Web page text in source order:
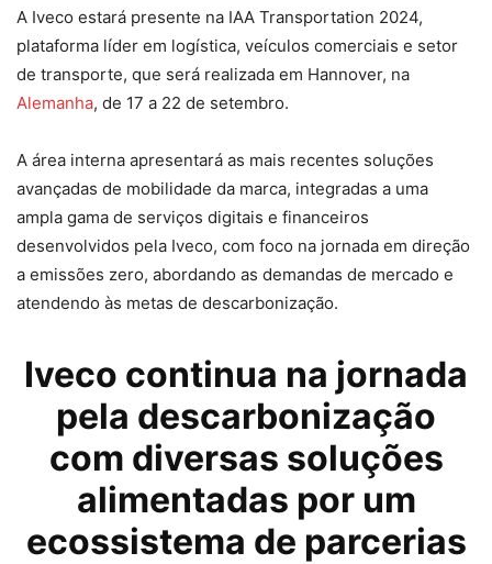
A Iveco estará presente na IAA Transportation 2024,
plataforma líder em logística, veículos comerciais e setor
de transporte, que será realizada em Hannover, na
Alemanha, de 17 a 22 de setembro.
A área interna apresentará as mais recentes soluções
avançadas de mobilidade da marca, integradas a uma
ampla gama de serviços digitais e financeiros
desenvolvidos pela Iveco, com foco na jornada em direção
a emissões zero, abordando as demandas de mercado e
atendendo às metas de descarbonização.
Iveco continua na jornada
pela descarbonização
com diversas soluções
alimentadas por um
ecossistema de parcerias